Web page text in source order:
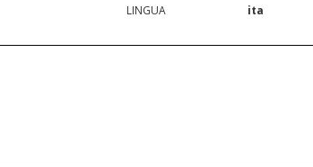
LINGUA
ita